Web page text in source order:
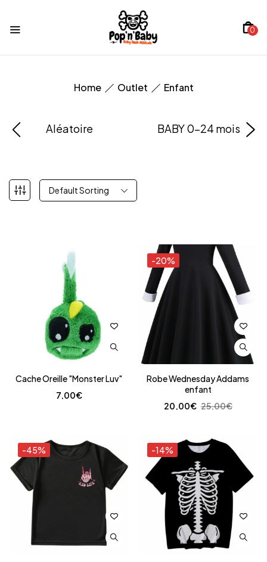
0
Home Outlet Enfant
Aléatoire BABY 0-24 mois
Default Sorting
Cache Oreille "Monster Luv"
7,00€
-20%
Robe Wednesday Addams
enfant
25,00€
20,00€
-45% -14%